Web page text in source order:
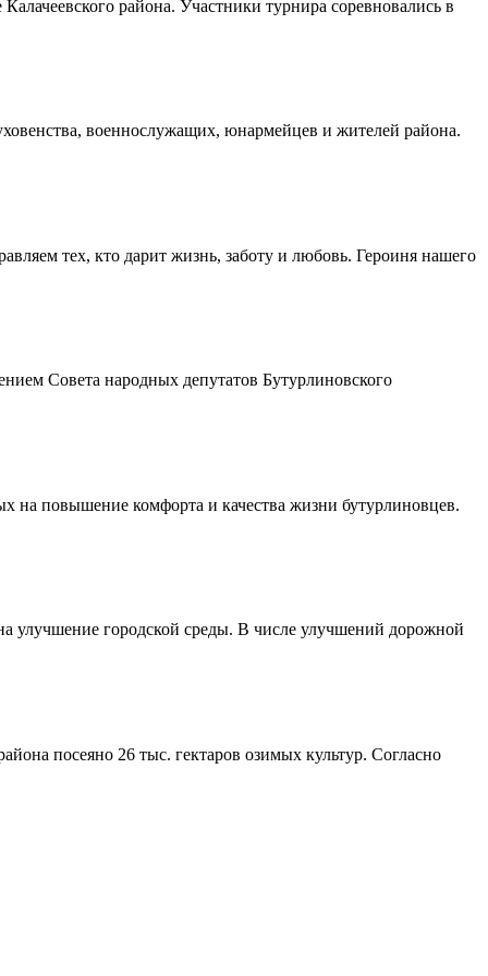
района. Участники турнира соревновались в
военнослужащих, юнармейцев и жителей района.
тех, кто дарит жизнь, заботу и любовь. Героиня нашего
Совета народных депутатов Бутурлиновского
на повышение комфорта и качества жизни бутурлиновцев.
улучшение городской среды. В числе улучшений дорожной
посеяно 26 тыс. гектаров озимых культур. Согласно